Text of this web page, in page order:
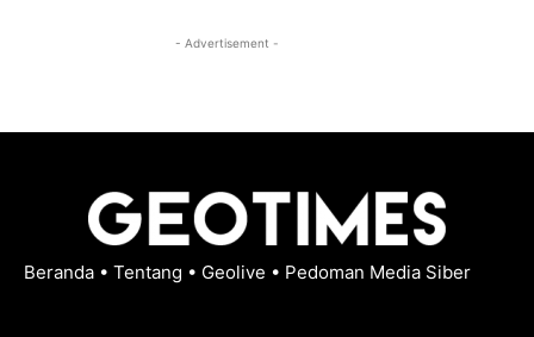
- Advertisement -
Beranda • Tentang • Geolive • Pedoman Media Siber